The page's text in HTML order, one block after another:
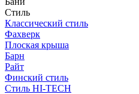
Стиль
Классический стиль
Фахверк
Плоская крыша
Барн
Райт
Финский стиль
Стиль HI-TECH